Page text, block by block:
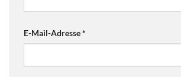
E-Mail-Adresse*